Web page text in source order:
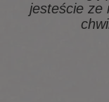
jesteście ze